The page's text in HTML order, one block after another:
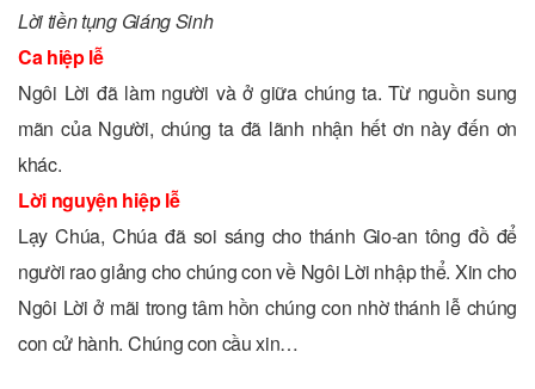
Lời tiền tụng Giáng Sinh
Ca hiệp lễ
Ngôi Lời đã làm người và ở giữa chúng ta. Từ nguồn sung
mãn của Người, chúng ta đã lãnh nhận hết ơn này đến ơn
khác.
Lời nguyện hiệp lễ
Lạy Chúa, Chúa đã soi sáng cho thánh Gio-an tông đồ để
người rao giảng cho chúng con về Ngôi Lời nhập thể. Xin cho
Ngôi Lời ở mãi trong tâm hồn chúng con nhờ thánh lễ chúng
con cử hành. Chúng con cầu xin…